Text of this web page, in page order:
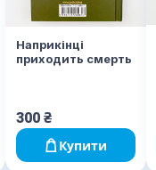
Наприкінці
приходить смерть
300 ₴
Купити